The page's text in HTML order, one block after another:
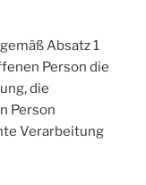
Absatz 1
Person die
die
Person
Verarbeitung